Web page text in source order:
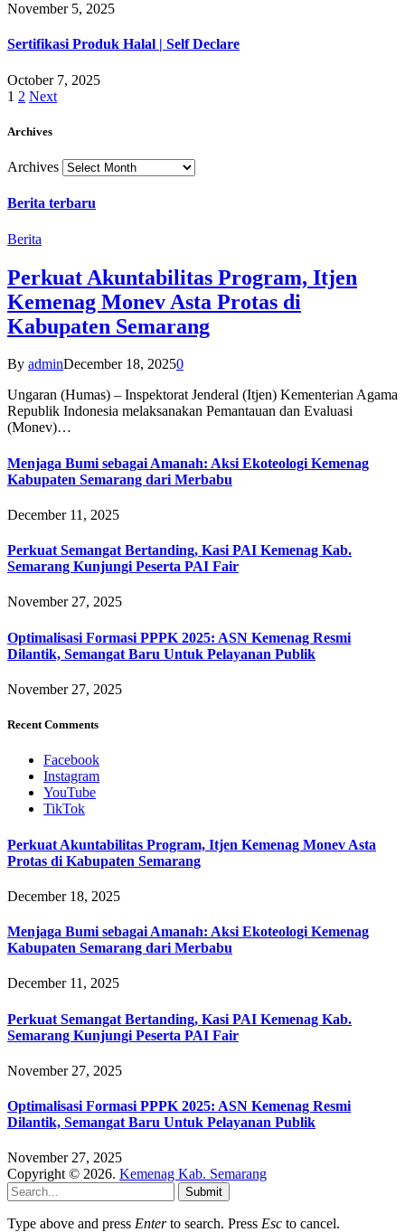
November 5, 2025
Sertifikasi Produk Halal | Self Declare
October 7, 2025
1 2 Next
Archives
Archives
Berita terbaru
Berita
Perkuat Akuntabilitas Program, Itjen
Kemenag Monev Asta Protas di
Kabupaten Semarang
By adminDecember 18, 20250
Ungaran (Humas) – Inspektorat Jenderal (Itjen) Kementerian Agama
Republik Indonesia melaksanakan Pemantauan dan Evaluasi
(Monev)…
Menjaga Bumi sebagai Amanah: Aksi Ekoteologi Kemenag
Kabupaten Semarang dari Merbabu
December 11, 2025
Perkuat Semangat Bertanding, Kasi PAI Kemenag Kab.
Semarang Kunjungi Peserta PAI Fair
November 27, 2025
Optimalisasi Formasi PPPK 2025: ASN Kemenag Resmi
Dilantik, Semangat Baru Untuk Pelayanan Publik
November 27, 2025
Recent Comments
Facebook
Instagram
YouTube
TikTok
Perkuat Akuntabilitas Program, Itjen Kemenag Monev Asta
Protas di Kabupaten Semarang
December 18, 2025
Menjaga Bumi sebagai Amanah: Aksi Ekoteologi Kemenag
Kabupaten Semarang dari Merbabu
December 11, 2025
Perkuat Semangat Bertanding, Kasi PAI Kemenag Kab.
Semarang Kunjungi Peserta PAI Fair
November 27, 2025
Optimalisasi Formasi PPPK 2025: ASN Kemenag Resmi
Dilantik, Semangat Baru Untuk Pelayanan Publik
November 27, 2025
Copyright © 2026. Kemenag Kab. Semarang
Submit
Type above and press Enterto search. Press Esc to cancel.